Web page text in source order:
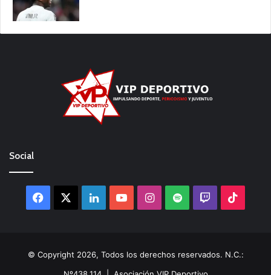
Social
Facebook LinkedInYouTubeInstagram
Spotify Twitch
© Copyright 2026, Todos los derechos reservados. N.C.: